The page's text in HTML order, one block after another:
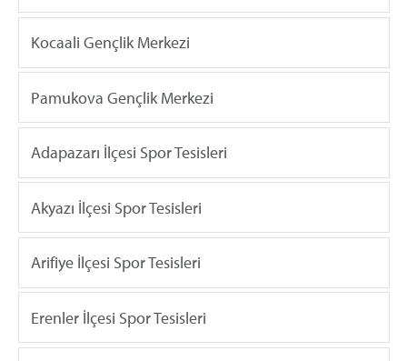
Kocaali Gençlik Merkezi
Pamukova Gençlik Merkezi
Adapazarı İlçesi Spor Tesisleri
Akyazı İlçesi Spor Tesisleri
Arifiye İlçesi Spor Tesisleri
Erenler İlçesi Spor Tesisleri